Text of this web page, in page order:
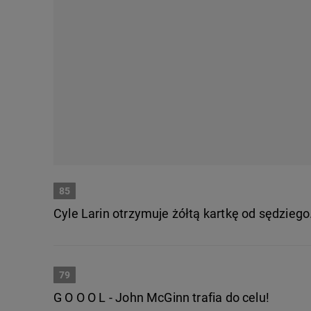
85
Cyle Larin otrzymuje żółtą kartkę od
79
G O O O L - John McGinn trafia do celu!